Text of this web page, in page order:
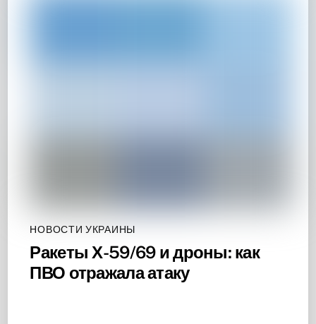
НОВОСТИ УКРАИНЫ
Ракеты Х-59/69 и дроны: как
ПВО отражала атаку